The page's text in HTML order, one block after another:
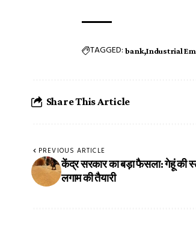
TAGGED: bank Industrial
Share This Article
PREVIOUS ARTICLE
केंद्र सरकार का बड़ा फैसला: गेहूं की
लगाम की तैयारी